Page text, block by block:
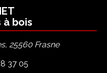
à bois
25560 Frasne
37 05